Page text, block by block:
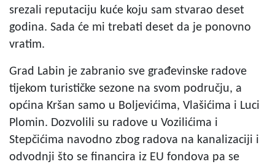
srezali reputaciju kuće koju sam stvarao deset
godina. Sada će mi trebati deset da je ponovno
vratim.
Grad Labin je zabranio sve građevinske radove
tijekom turističke sezone na svom području, a
općina Kršan samo u Boljevićima, Vlašićima i Luci
Plomin. Dozvolili su radove u Vozilićima i
Stepčićima navodno zbog radova na kanalizaciji i
odvodnji što se financira iz EU fondova pa se